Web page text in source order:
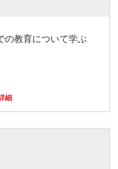
の教育について学ぶ
細